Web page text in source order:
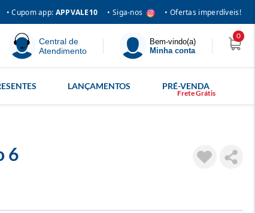
• Cupom app: APPVALE10 • Siga-nos • Ofertas imperdíveis!
Central de
Atendimento
Bem-vindo(a)
Minha conta
0
LANÇAMENTOS PRÉ-VENDA
6